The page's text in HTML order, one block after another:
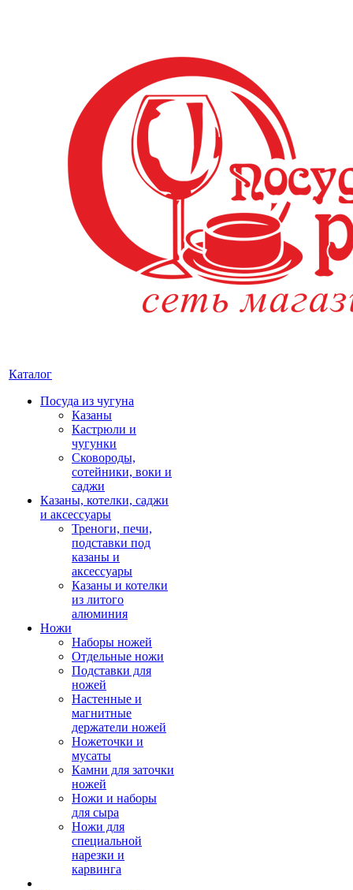
Каталог
Посуда из чугуна
Казаны
Кастрюли и
чугунки
Сковороды,
сотейники, воки и
саджи
Казаны, котелки, саджи
и аксессуары
Треноги, печи,
подставки под
казаны и
аксессуары
Казаны и котелки
из литого
алюминия
Ножи
Наборы ножей
Отдельные ножи
Подставки для
ножей
Настенные и
магнитные
держатели ножей
Ножеточки и
мусаты
Камни для заточки
ножей
Ножи и наборы
для сыра
Ножи для
специальной
нарезки и
карвинга